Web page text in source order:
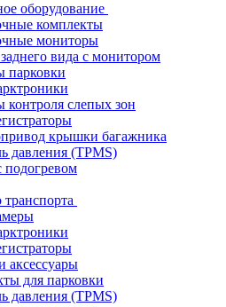
оборудование
комплекты
мониторы
вида с монитором
парковки
контроля слепых зон
крышки багажника
давления (TPMS)
транспорта
аксессуары
для парковки
давления (TPMS)